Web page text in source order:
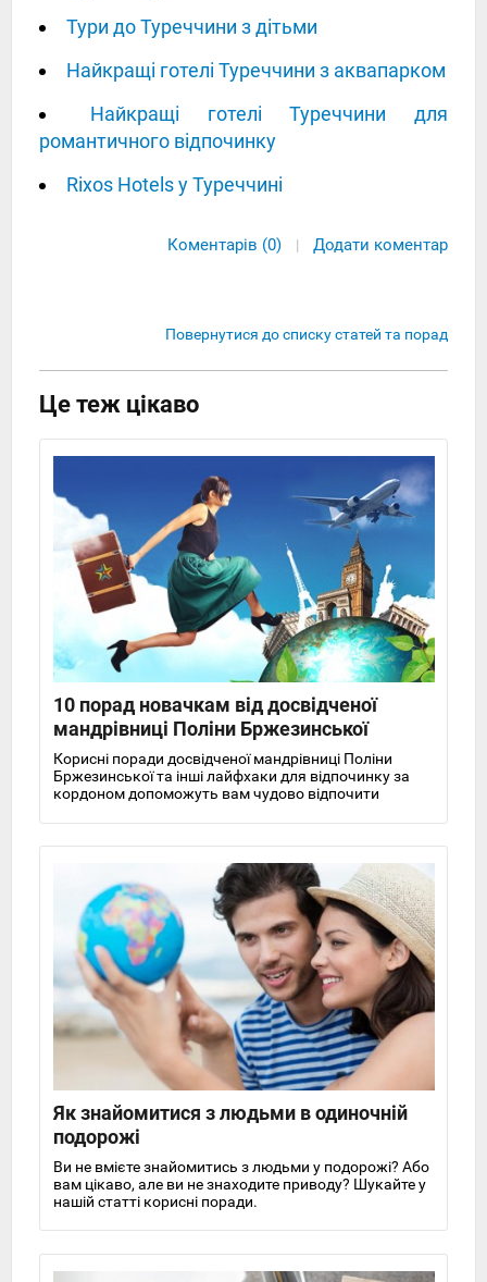
Тури до Туреччини з дітьми
Найкращі готелі Туреччини з аквапарком
Найкращі готелі Туреччини для
романтичного відпочинку
Rixos Hotels у Туреччині
Коментарів (0) | Додати коментар
Повернутися до списку статей та порад
Це теж цікаво
10 порад новачкам від досвідченої
мандрівниці Поліни Бржезинської
Корисні поради досвідченої мандрівниці Поліни
Бржезинської та інші лайфхаки для відпочинку за
кордоном допоможуть вам чудово відпочити
Як знайомитися з людьми в одиночній
подорожі
Ви не вмієте знайомитись з людьми у подорожі? Або
вам цікаво, але ви не знаходите приводу? Шукайте у
нашій статті корисні поради.